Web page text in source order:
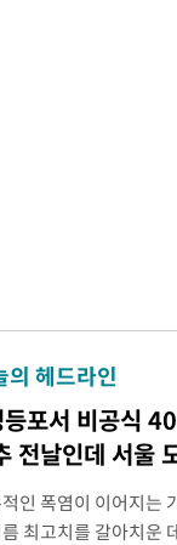
의 헤드라인
포서 비공식
전날인데 서울
인 폭염이 이어지는
최고치를 갈아치운